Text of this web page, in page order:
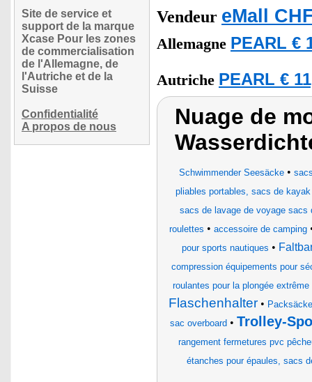
Site de service et
support de la marque
Xcase Pour les zones
de commercialisation
de l'Allemagne, de
l'Autriche et de la
Suisse
Confidentialité
A propos de nous
Vendeur eMall
Allemagne PEARL €
Autriche PEARL €
Nuage de
Schwimmender Seesäcke •
pliables portables, sacs de kayak
sacs de lavage de voyage
roulettes • accessoire de camping
pour sports nautiques •
compression équipements pour
roulantes pour la plongée
Flaschenhalter •
sac overboard• Trolley-
rangement fermetures pvc
étanches pour épaules, sacs